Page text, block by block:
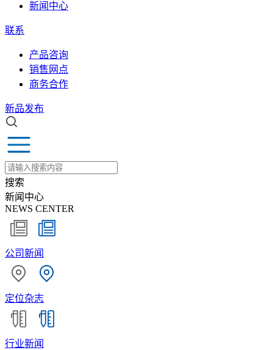
新闻中心
联系
产品咨询
销售网点
商务合作
新品发布
搜索
新闻中心
NEWS CENTER
公司新闻
定位杂志
行业新闻